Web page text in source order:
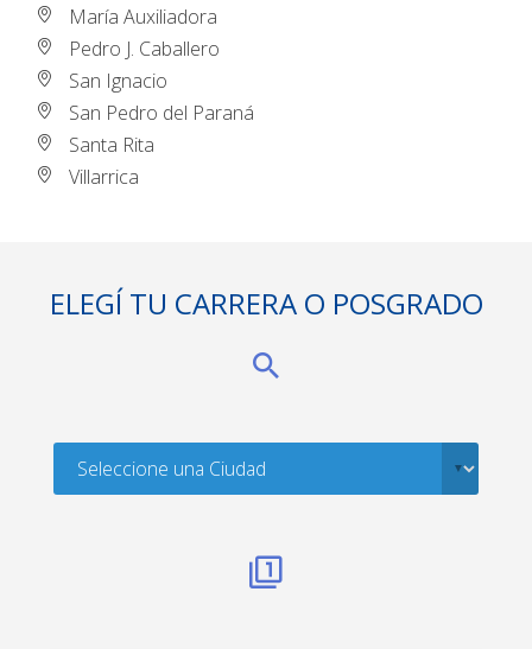
María Auxiliadora
Pedro J. Caballero
San Ignacio
San Pedro del Paraná
Santa Rita
Villarrica
ELEGÍ TU CARRERA O POSGRADO